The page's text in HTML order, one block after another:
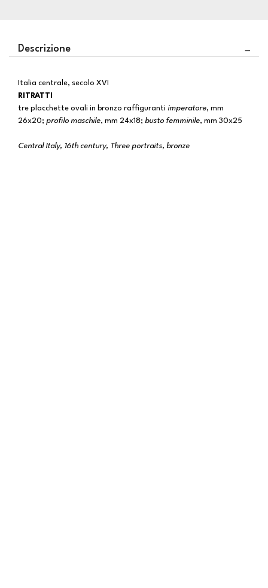
Descrizione
Italia centrale, secolo XVI
RITRATTI
tre placchette ovali in bronzo raffiguranti imperatore, mm
26x20; profilo maschile, mm 24x18; busto femminile, mm 30x25
Central Italy, 16th century, Three portraits, bronze